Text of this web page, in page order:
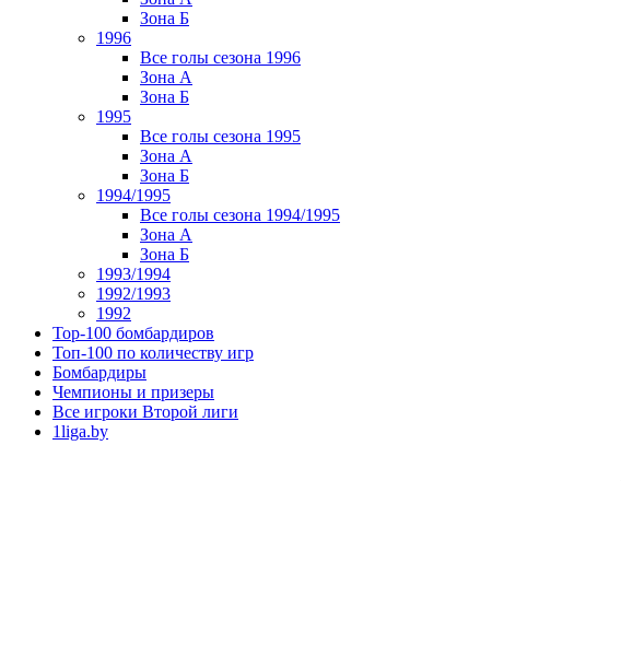
Зона Б
1996
Все голы сезона 1996
Зона А
Зона Б
1995
Все голы сезона 1995
Зона А
Зона Б
1994/1995
Все голы сезона 1994/1995
Зона А
Зона Б
1993/1994
1992/1993
1992
Top-100 бомбардиров
Топ-100 по количеству игр
Бомбардиры
Чемпионы и призеры
Все игроки Второй лиги
1liga.by